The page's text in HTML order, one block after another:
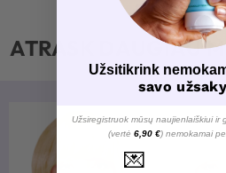
ATRASK DAUGIAU
Užsitikrink
savo
Užsiregistruok mūsų naujienlaiškiui ir
(vertė 6,90 €) nemokamai
💌